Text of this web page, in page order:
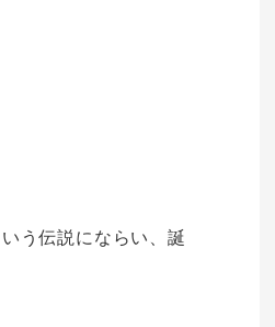
う伝説にならい、誕